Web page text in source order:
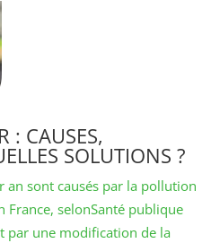
: CAUSES,
SOLUTIONS ?
an sont causés par la pollution
France, selonSanté publique
par une modification de la